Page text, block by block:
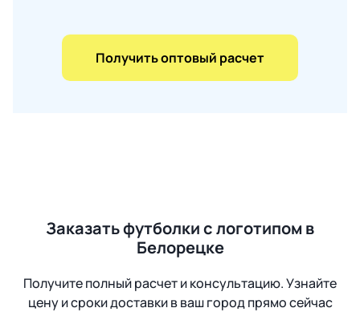
Получить оптовый расчет
Заказать футболки с логотипом в
Белорецке
Получите полный расчет и консультацию. Узнайте
цену и сроки доставки в ваш город прямо сейчас